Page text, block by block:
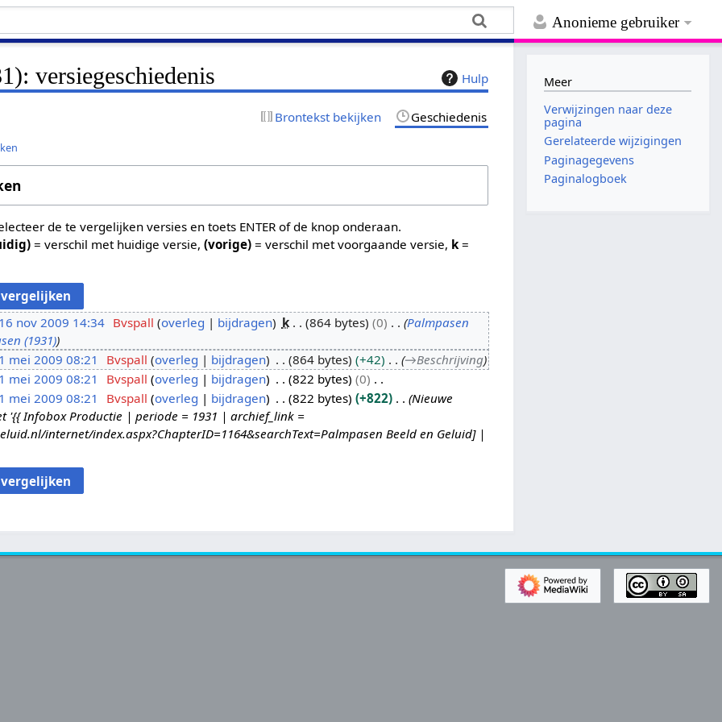
Anonieme gebruiker
Hulp
versiegeschiedenis
Brontekst bekijken Geschiedenis
de te vergelijken versies en toets ENTER of de knop onderaan.
= verschil met huidige versie,(vorige) = verschil met voorgaande versie, k =
16 nov 2009 14:34 Bvspall overleg bijdragen k 864 bytes 0
Palmpasen
(1931)
1 mei 2009 08:21 Bvspall overleg bijdragen 864 bytes +42 →Beschrijving
1 mei 2009 08:21 Bvspall overleg bijdragen 822 bytes
0
1 mei 2009 08:21 Bvspall overleg bijdragen 822 bytes +822
Nieuwe
'{{ Infobox Productie | periode = 1931 | archief_link =
internet/index.aspx?ChapterID=1164&searchText=Palmpasen Beeld en Geluid] |
Meer
Verwijzingen naar deze
pagina
Gerelateerde wijzigingen
Paginagegevens
Paginalogboek